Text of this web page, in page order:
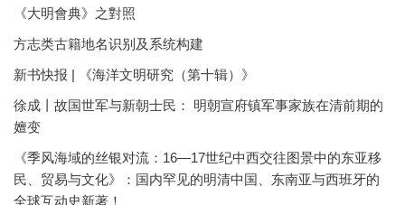
《大明會典》之對照
方志类古籍地名识别及系统构建
新书快报 | 《海洋文明研究（第十辑）》
徐成丨故国世军与新朝士民： 明朝宣府镇军事家族在清前期的
嬗变
《季风海域的丝银对流：16—17世纪中西交往图景中的东亚移
民、贸易与文化》：国内罕见的明清中国、东南亚与西班牙的
全球互动史新著！